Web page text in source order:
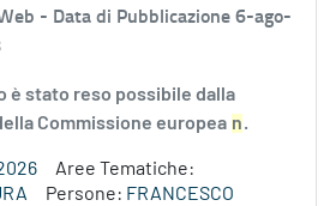
- Data di Pubblicazione 6-ago-
è stato reso possibile dalla
Commissione europea n.
Aree Tematiche:
Persone: FRANCESCO